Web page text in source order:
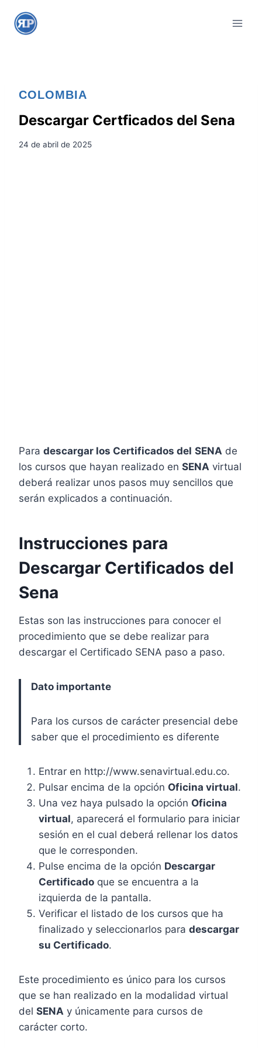
COLOMBIA
Descargar Certficados del Sena
24 de abril de 2025
Para descargar los Certificados del SENA de
los cursos que hayan realizado en SENA virtual
deberá realizar unos pasos muy sencillos que
serán explicados a continuación.
Instrucciones para
Descargar Certificados del
Sena
Estas son las instrucciones para conocer el
procedimiento que se debe realizar para
descargar el Certificado SENA paso a paso.
Dato importante
Para los cursos de carácter presencial debe
saber que el procedimiento es diferente
Entrar en http://www.senavirtual.edu.co.
Pulsar encima de la opción Oficina virtual.
Una vez haya pulsado la opción Oficina
virtual, aparecerá el formulario para iniciar
sesión en el cual deberá rellenar los datos
que le corresponden.
Pulse encima de la opción Descargar
Certificado que se encuentra a la
izquierda de la pantalla.
Verificar el listado de los cursos que ha
finalizado y seleccionarlos para descargar
su Certificado.
Este procedimiento es único para los cursos
que se han realizado en la modalidad virtual
del SENA y únicamente para cursos de
carácter corto.